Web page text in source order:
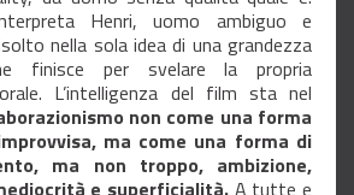
Henri, uomo ambiguo e
nella sola idea di una grandezza
finisce per svelare la propria
L’intelligenza del film sta nel
non come una forma
ma come una forma di
ma non troppo, ambizione,